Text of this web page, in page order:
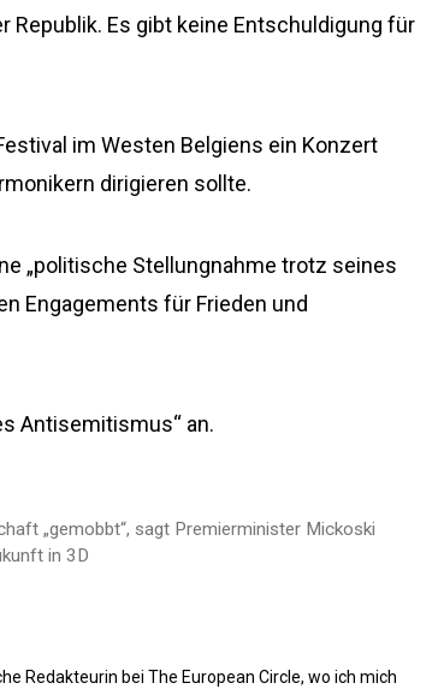
Es gibt keine Entschuldigung für
im Westen Belgiens ein Konzert
dirigieren sollte.
„politische Stellungnahme trotz seines
Engagements für Frieden und
Antisemitismus“ an.
„gemobbt“, sagt Premierminister Mickoski
in 3D
Redakteurin bei The European Circle, wo ich mich